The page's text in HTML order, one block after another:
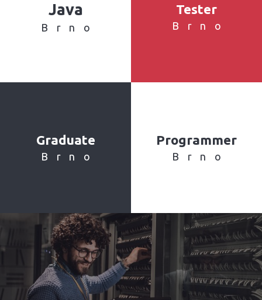
Java
Brno
Tester
Brno
Graduate
Brno
Programmer
Brno